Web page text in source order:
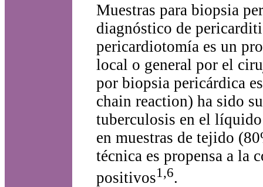
Muestras para biopsia
diagnóstico de
pericardiotomía es un
local o general por el
por biopsia pericárdica
chain reaction) ha sido
tuberculosis en el
en muestras de tejido
técnica es propensa a la
positivos1,6.